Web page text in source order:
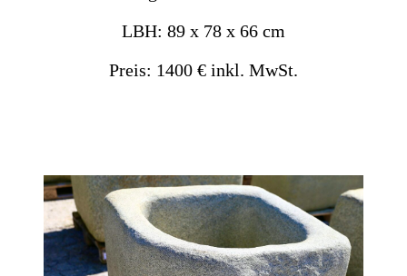
LBH: 89 x 78 x 66 cm
Preis: 1400 € inkl. MwSt.